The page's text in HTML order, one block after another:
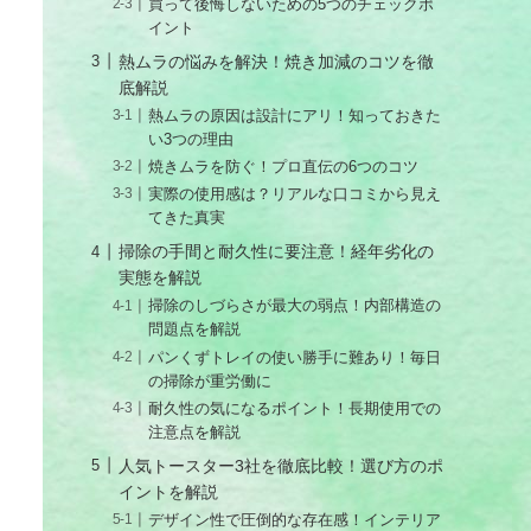
買って後悔しないための5つのチェックポ
イント
熱ムラの悩みを解決！焼き加減のコツを徹
底解説
熱ムラの原因は設計にアリ！知っておきた
い3つの理由
焼きムラを防ぐ！プロ直伝の6つのコツ
実際の使用感は？リアルな口コミから見え
てきた真実
掃除の手間と耐久性に要注意！経年劣化の
実態を解説
掃除のしづらさが最大の弱点！内部構造の
問題点を解説
パンくずトレイの使い勝手に難あり！毎日
の掃除が重労働に
耐久性の気になるポイント！長期使用での
注意点を解説
人気トースター3社を徹底比較！選び方のポ
イントを解説
デザイン性で圧倒的な存在感！インテリア